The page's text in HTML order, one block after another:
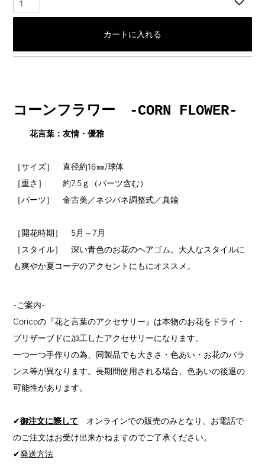
カートに入れる
コーンフラワー -CORN FLOWER-
花言葉：友情・優雅
［サイズ］ 直径約16㎜/球体
［重さ］ 約7.5ｇ（パーツ含む）
［パーツ］ 金古美／ネジバネ調整式／真鍮
［開花時期］ 5月～7月
［スタイル］ 深い青色のお花のヘアゴム。大人なスタイルに
も爽やか夏コーデのアクセントにもにオススメ。
-ご案内-
Coricoの『花と言葉のアクセサリー』は本物のお花をドライ・
プリザーブドに加工したアクセサリーになります。
一つ一つ手作りの為、同製品でも大きさ・色あい・お花のバラ
ンス等が異なります。長期間使用される場合、色あいの後退の
可能性があります。
✔御注文に際して オンラインでの販売のみとなり、お電話で
のご注文はお受け出来かねますのでご了承ください。
✔発送方法